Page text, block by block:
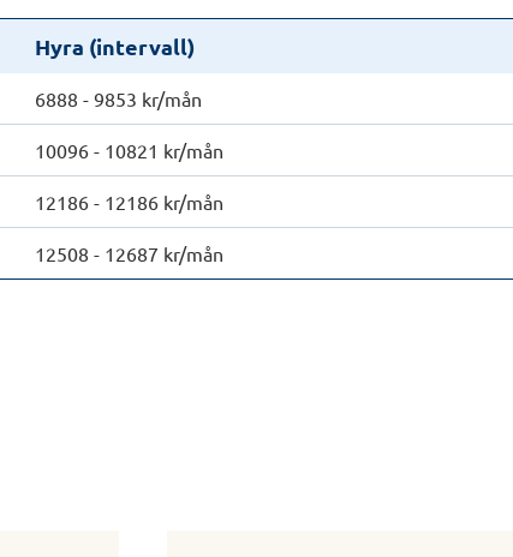
Hyra (intervall)
6888 - 9853 kr/mån
10096 - 10821 kr/mån
12186 - 12186 kr/mån
12508 - 12687 kr/mån